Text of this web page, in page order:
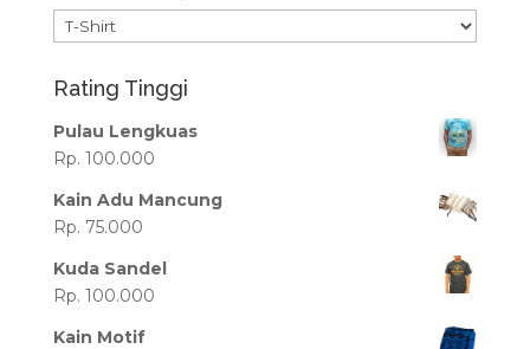
Rating Tinggi
Pulau Lengkuas
Rp. 100.000
Kain Adu Mancung
Rp. 75.000
Kuda Sandel
Rp. 100.000
Kain Motif